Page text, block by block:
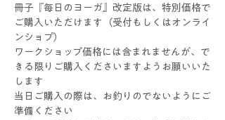
冊子『毎日のヨーガ』改定版は、特別価格で
ご購入いただけます（受付もしくはオンライ
ンショプ）
ワークショップ価格には含まれませんが、で
きる限りご購入くださいますようお願いいた
します
当日ご購入の際は、お釣りのでないようにご
準備ください